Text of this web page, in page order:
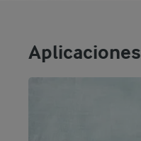
Aplicaciones